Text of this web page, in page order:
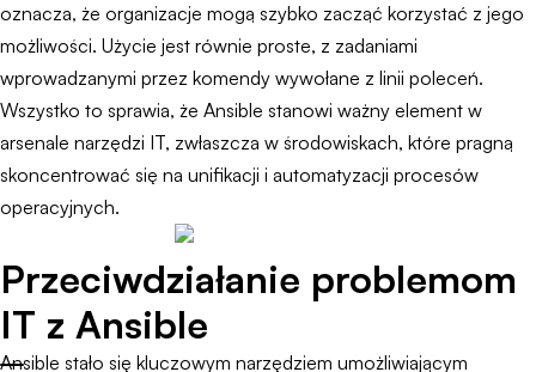
oznacza, że organizacje mogą szybko zacząć korzystać z jego
możliwości. Użycie jest równie proste, z zadaniami
wprowadzanymi przez komendy wywołane z linii poleceń.
Wszystko to sprawia, że Ansible stanowi ważny element w
arsenale narzędzi IT, zwłaszcza w środowiskach, które pragną
skoncentrować się na unifikacji i automatyzacji procesów
operacyjnych.
Przeciwdziałanie problemom
IT z Ansible
Ansible stało się kluczowym narzędziem umożliwiającym